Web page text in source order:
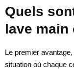
Quels
lave main
Le premier
situation où chaque